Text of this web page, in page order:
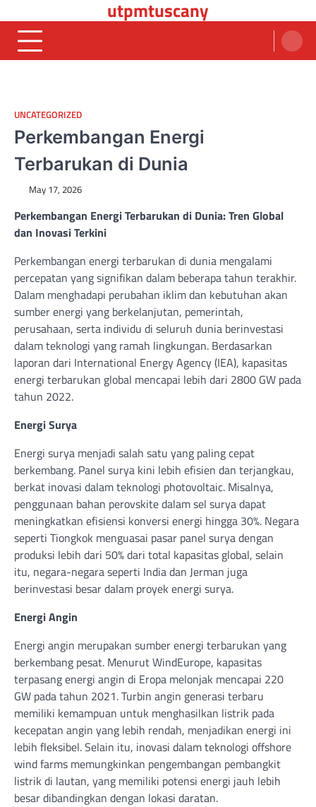
to
content
utpmtuscany
UNCATEGORIZED
Perkembangan Energi
Terbarukan di Dunia
May 17, 2026
Perkembangan Energi Terbarukan di Dunia: Tren Global
dan Inovasi Terkini
Perkembangan energi terbarukan di dunia mengalami
percepatan yang signifikan dalam beberapa tahun terakhir.
Dalam menghadapi perubahan iklim dan kebutuhan akan
sumber energi yang berkelanjutan, pemerintah,
perusahaan, serta individu di seluruh dunia berinvestasi
dalam teknologi yang ramah lingkungan. Berdasarkan
laporan dari International Energy Agency (IEA), kapasitas
energi terbarukan global mencapai lebih dari 2800 GW pada
tahun 2022.
Energi Surya
Energi surya menjadi salah satu yang paling cepat
berkembang. Panel surya kini lebih efisien dan terjangkau,
berkat inovasi dalam teknologi photovoltaic. Misalnya,
penggunaan bahan perovskite dalam sel surya dapat
meningkatkan efisiensi konversi energi hingga 30%. Negara
seperti Tiongkok menguasai pasar panel surya dengan
produksi lebih dari 50% dari total kapasitas global, selain
itu, negara-negara seperti India dan Jerman juga
berinvestasi besar dalam proyek energi surya.
Energi Angin
Energi angin merupakan sumber energi terbarukan yang
berkembang pesat. Menurut WindEurope, kapasitas
terpasang energi angin di Eropa melonjak mencapai 220
GW pada tahun 2021. Turbin angin generasi terbaru
memiliki kemampuan untuk menghasilkan listrik pada
kecepatan angin yang lebih rendah, menjadikan energi ini
lebih fleksibel. Selain itu, inovasi dalam teknologi offshore
wind farms memungkinkan pengembangan pembangkit
listrik di lautan, yang memiliki potensi energi jauh lebih
besar dibandingkan dengan lokasi daratan.